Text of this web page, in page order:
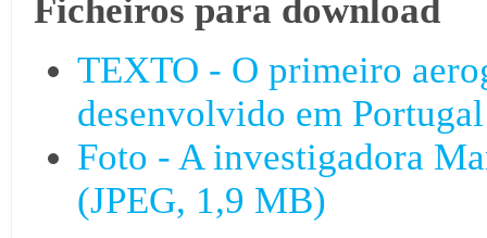
Ficheiros para download
TEXTO - O primeiro
desenvolvido em
Foto - A investigadora
(JPEG, 1,9 MB)